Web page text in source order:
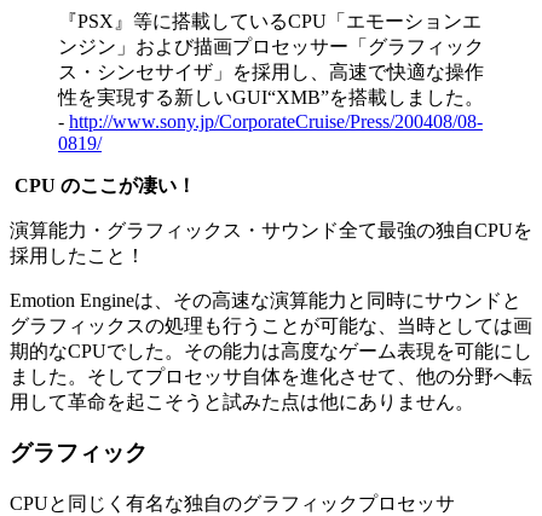
『PSX』等に搭載しているCPU「エモーションエ
ンジン」および描画プロセッサー「グラフィック
ス・シンセサイザ」を採用し、高速で快適な操作
性を実現する新しいGUI“XMB”を搭載しました。
- http://www.sony.jp/CorporateCruise/Press/200408/08-
0819/
CPU のここが凄い！
演算能力・グラフィックス・サウンド全て最強の独自CPUを
採用したこと！
Emotion Engineは、その高速な演算能力と同時にサウンドと
グラフィックスの処理も行うことが可能な、当時としては画
期的なCPUでした。その能力は高度なゲーム表現を可能にし
ました。そしてプロセッサ自体を進化させて、他の分野へ転
用して革命を起こそうと試みた点は他にありません。
グラフィック
CPUと同じく有名な独自のグラフィックプロセッサ